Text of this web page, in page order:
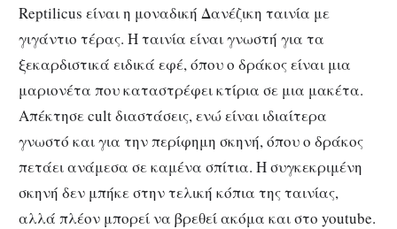
Reptilicus είναι η μοναδική Δανέζικη ταινία με
γιγάντιο τέρας. Η ταινία είναι γνωστή για τα
ξεκαρδιστικά ειδικά εφέ, όπου ο δράκος είναι μια
μαριονέτα που καταστρέφει κτίρια σε μια μακέτα.
Απέκτησε cult διαστάσεις, ενώ είναι ιδιαίτερα
γνωστό και για την περίφημη σκηνή, όπου ο δράκος
πετάει ανάμεσα σε καμένα σπίτια. Η συγκεκριμένη
σκηνή δεν μπήκε στην τελική κόπια της ταινίας,
αλλά πλέον μπορεί να βρεθεί ακόμα και στο youtube.